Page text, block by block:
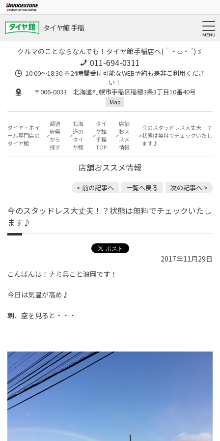
タイヤ館 手稲
クルマのことならなんでも！タイヤ館手稲店へ(｀・ω・´)ゞ
011-694-0311
10:00～18:30 ※24時間受付可能なWEB予約も是非ご利用くださ
い！
〒006-0033 北海道札幌市手稲区稲穂3条3丁目10番40号
Map
タイヤ・ホイ
ール専門店の
タイヤ館
都道
府県
から
探す
北海
道の
タイ
ヤ館
タイ
ヤ館
手稲
TOP
店舗
おス
スメ
情報
今のスタッドレス大丈夫！？
状態は無料でチェックいたし
ます♪
店舗おススメ情報
< 前の記事へ 一覧へ戻る 次の記事へ >
今のスタッドレス大丈夫！？状態は無料でチェックいたし
ます♪
2017年11月29日
こんばんは！ナミ兵こと浪岡です！
今日は気温が高め♪
朝、空を見ると・・・